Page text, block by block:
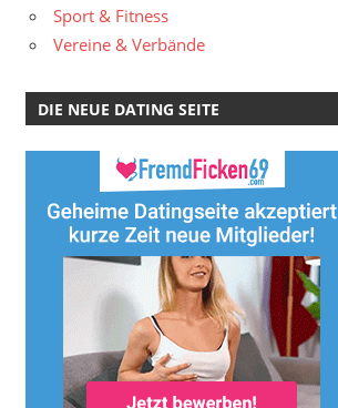
Sport & Fitness
Vereine & Verbände
DIE NEUE DATING SEITE